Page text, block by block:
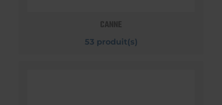
CANNE
53 produit(s)